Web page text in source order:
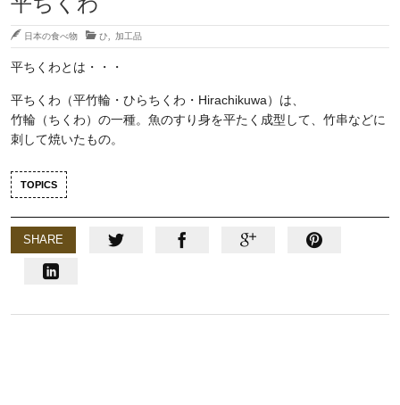
日本の食べ物 ひ 加工品
平ちくわとは・・・
平ちくわ（平竹輪・ひらちくわ・Hirachikuwa）は、
竹輪（ちくわ）の一種。魚のすり身を平たく成型して、竹串などに
刺して焼いたもの。
TOPICS
SHARE